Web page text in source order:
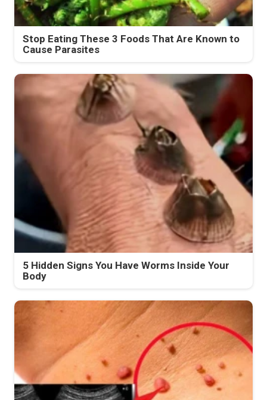
Stop Eating These 3 Foods That Are Known to
Cause Parasites
5 Hidden Signs You Have Worms Inside Your
Body